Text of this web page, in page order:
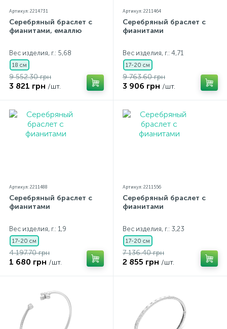
Артикул: 2214731
Серебряный браслет с
фианитами, емаллю
Вес изделия, г.: 5,68
18 см
9 552.30 грн
3 821 грн /шт.
Артикул: 2211464
Серебряный браслет с
фианитами
Вес изделия, г.: 4,71
17-20 см
9 763.60 грн
3 906 грн /шт.
Артикул: 2211488
Серебряный браслет с
фианитами
Вес изделия, г.: 1,9
17-20 см
4 197.70 грн
1 680 грн /шт.
Артикул: 2211556
Серебряный браслет с
фианитами
Вес изделия, г.: 3,23
17-20 см
7 136.40 грн
2 855 грн /шт.